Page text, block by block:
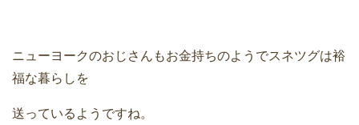
ニューヨークのおじさんもお金持ちのようでスネツグは裕
福な暮らしを
送っているようですね。